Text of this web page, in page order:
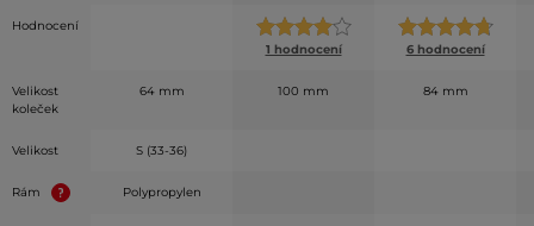
Hodnocení
1 hodnocení
6 hodnocení
Velikost
koleček
64 mm 100 mm 84 mm
Velikost S (33-36)
Rám Polypropylen